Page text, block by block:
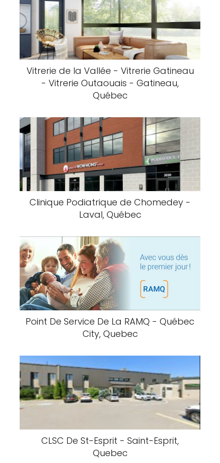
Vitrerie de la Vallée - Vitrerie Gatineau
- Vitrerie Outaouais - Gatineau,
Québec
Clinique Podiatrique de Chomedey -
Laval, Québec
Point De Service De La RAMQ - Québec
City, Quebec
CLSC De St-Esprit - Saint-Esprit,
Quebec